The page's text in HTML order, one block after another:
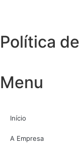
Política
Menu
Início
A Empresa